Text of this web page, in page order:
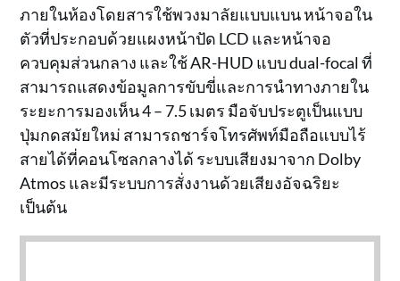
ภายในห้องโดยสารใช้พวงมาลัยแบบแบน หน้าจอใน
ตัวที่ประกอบด้วยแผงหน้าปัด LCD และหน้าจอ
ควบคุมส่วนกลาง และใช้ AR-HUD แบบ dual-focal ที่
สามารถแสดงข้อมูลการขับขี่และการนำทางภายใน
ระยะการมองเห็น 4 – 7.5 เมตร มือจับประตูเป็นแบบ
ปุ่มกดสมัยใหม่ สามารถชาร์จโทรศัพท์มือถือแบบไร้
สายได้ที่คอนโซลกลางได้ ระบบเสียงมาจาก Dolby
Atmos และมีระบบการสั่งงานด้วยเสียงอัจฉริยะ
เป็นต้น